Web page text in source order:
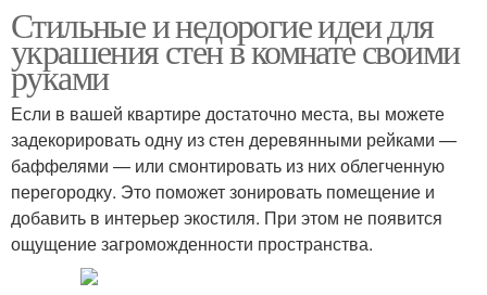
Стильные и недорогие идеи для
украшения стен в комнате своими
руками
Если в вашей квартире достаточно места, вы можете
задекорировать одну из стен деревянными рейками —
баффелями — или смонтировать из них облегченную
перегородку. Это поможет зонировать помещение и
добавить в интерьер экостиля. При этом не появится
ощущение загроможденности пространства.